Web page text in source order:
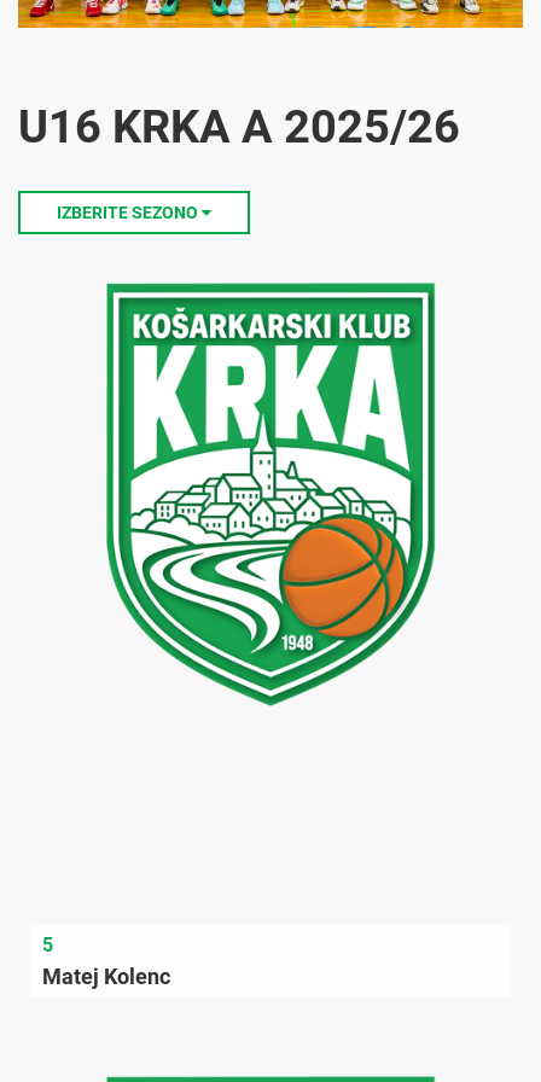
U16 KRKA A 2025/26
IZBERITE SEZONO
5
Matej Kolenc